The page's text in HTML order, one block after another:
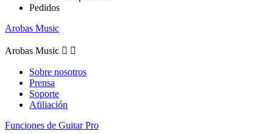
Pedidos
Arobas Music
Arobas Music  
Sobre nosotros
Prensa
Soporte
Afiliación
Funciones de Guitar Pro